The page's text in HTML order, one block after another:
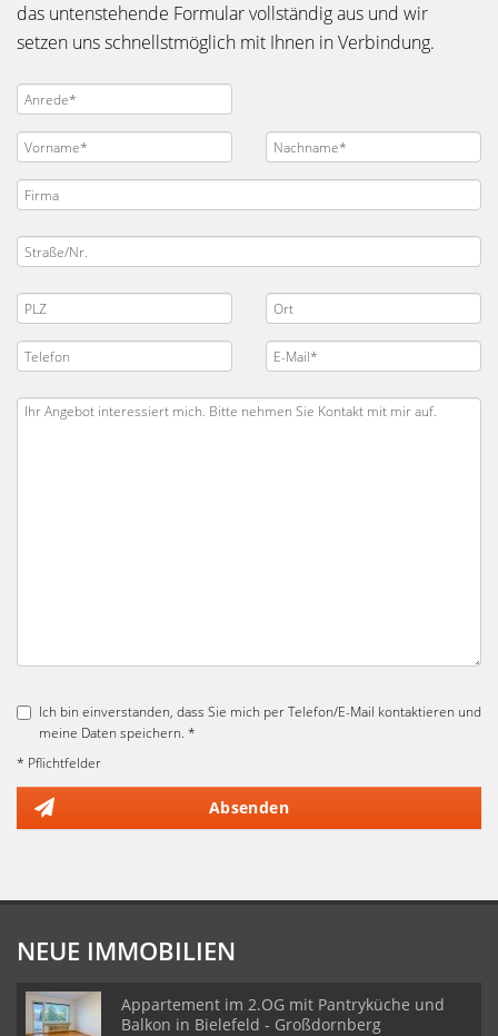
das untenstehende Formular vollständig aus und wir
setzen uns schnellstmöglich mit Ihnen in Verbindung.
Ich bin einverstanden, dass Sie mich per Telefon/E-Mail kontaktieren und
meine Daten speichern. *
* Pflichtfelder
Absenden
NEUE IMMOBILIEN
Appartement im 2.OG mit Pantryküche und
Balkon in Bielefeld - Großdornberg